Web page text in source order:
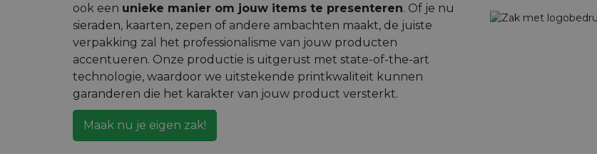
ook een unieke manier om jouw items te presenteren. Of je nu
sieraden, kaarten, zepen of andere ambachten maakt, de juiste
verpakking zal het professionalisme van jouw producten
accentueren. Onze productie is uitgerust met state-of-the-art
technologie, waardoor we uitstekende printkwaliteit kunnen
garanderen die het karakter van jouw product versterkt.
Maak nu je eigen zak!